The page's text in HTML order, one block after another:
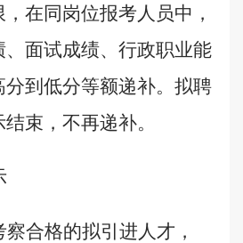
在同岗位报考人员中，
面试成绩、 行政职业能
分到低分等额递补。拟聘
束，不再递补。
合格的拟引进人才，